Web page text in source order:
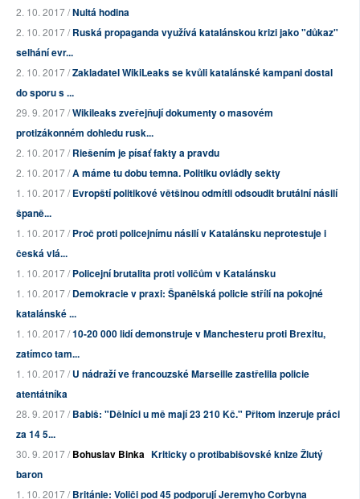
2. 10. 2017 /Nultá hodina
2. 10. 2017 /Ruská propaganda využívá katalánskou krizi jako "důkaz"
selhání evr...
2. 10. 2017 /Zakladatel WikiLeaks se kvůli katalánské kampani dostal
do sporu s ...
29. 9. 2017 /Wikileaks zveřejňují dokumenty o masovém
protizákonném dohledu rusk...
2. 10. 2017 /Riešením je písať fakty a pravdu
2. 10. 2017 /A máme tu dobu temna. Politiku ovládly sekty
1. 10. 2017 /Evropští politikové většinou odmítli odsoudit brutální násilí
španě...
1. 10. 2017 /Proč proti policejnímu násilí v Katalánsku neprotestuje i
česká vlá...
1. 10. 2017 /Policejní brutalita proti voličům v Katalánsku
1. 10. 2017 /Demokracie v praxi: Španělská policie střílí na pokojné
katalánské ...
1. 10. 2017 /10-20 000 lidí demonstruje v Manchesteru proti Brexitu,
zatímco tam...
1. 10. 2017 /U nádraží ve francouzské Marseille zastřelila policie
atentátníka
28. 9. 2017 /Babiš: "Dělníci u mě mají 23 210 Kč." Přitom inzeruje práci
za 14 5...
30. 9. 2017 /Bohuslav Binka Kriticky o protibabišovské knize Žlutý
baron
1. 10. 2017 /Británie: Voliči pod 45 podporují Jeremyho Corbyna